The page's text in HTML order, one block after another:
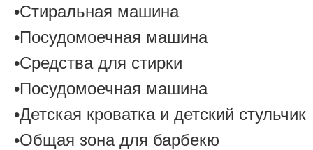
•Стиральная машина
•Посудомоечная машина
•Средства для стирки
•Посудомоечная машина
•Детская кроватка и детский стульчик
•Общая зона для барбекю